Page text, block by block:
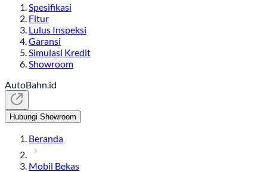
Spesifikasi
Fitur
Lulus Inspeksi
Garansi
Simulasi Kredit
Showroom
AutoBahn.id
Hubungi Showroom
Beranda
Mobil Bekas